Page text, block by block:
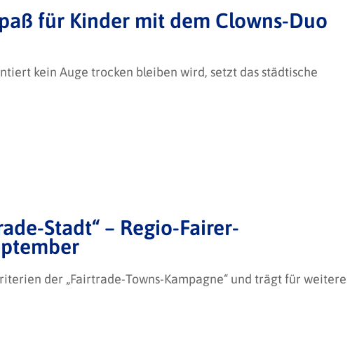
für Kinder mit dem Clowns-Duo
kein Auge trocken bleiben wird, setzt das städtische
Stadt“ – Regio-Fairer-
der „Fairtrade-Towns-Kampagne“ und trägt für weitere